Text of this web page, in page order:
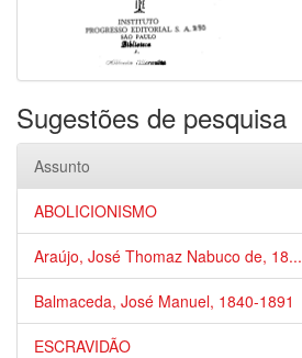
Sugestões de pesquisa
Assunto
ABOLICIONISMO
Araújo, José Thomaz Nabuco de, 18...
Balmaceda, José Manuel, 1840-1891
ESCRAVIDÃO